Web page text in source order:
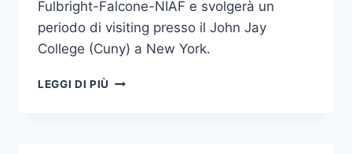
Fulbright-Falcone-NIAF e svolgerà un
periodo di visiting presso il John Jay
College (Cuny) a New York.
LEGGI DI PIÙ DOTTORANDA